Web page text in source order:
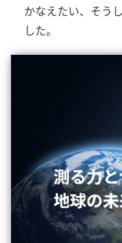
かなえたい、そう
した。